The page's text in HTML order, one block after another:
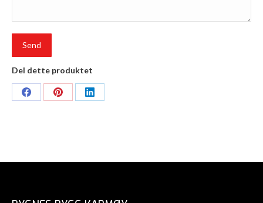
Del dette produktet
Share
Share
Share